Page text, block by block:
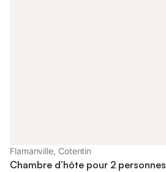
Flamanville, Cotentin
Chambre d’hôte pour 2 personnes